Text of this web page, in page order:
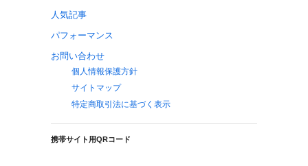
人気記事
パフォーマンス
お問い合わせ
個人情報保護方針
サイトマップ
特定商取引法に基づく表示
携帯サイト用QRコード